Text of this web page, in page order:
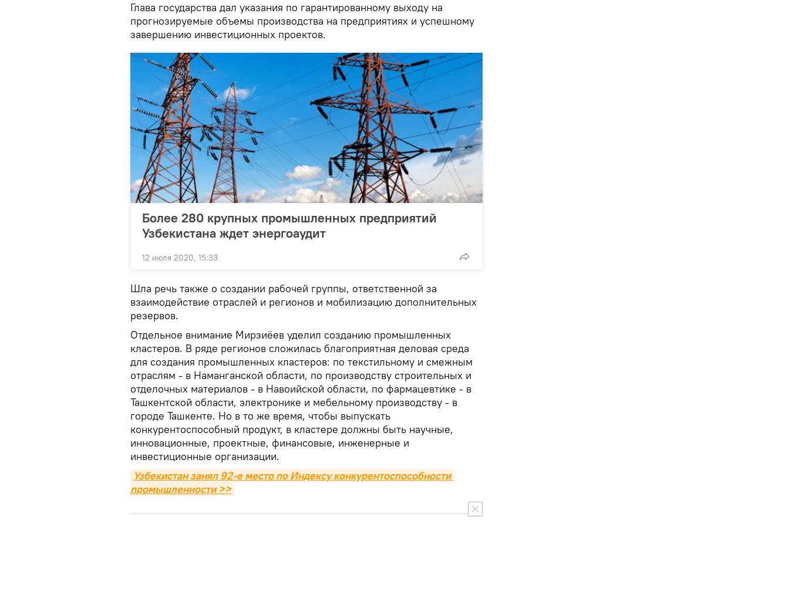
Глава государства дал указания по гарантированному выходу на
прогнозируемые объемы производства на предприятиях и успешному
завершению инвестиционных проектов.
Более 280 крупных промышленных предприятий
Узбекистана ждет энергоаудит
12 июля 2020, 15:33
Шла речь также о создании рабочей группы, ответственной за
взаимодействие отраслей и регионов и мобилизацию дополнительных
резервов.
Отдельное внимание Мирзиёев уделил созданию промышленных
кластеров. В ряде регионов сложилась благоприятная деловая среда
для создания промышленных кластеров: по текстильному и смежным
отраслям - в Наманганской области, по производству строительных и
отделочных материалов - в Навоийской области, по фармацевтике - в
Ташкентской области, электронике и мебельному производству - в
городе Ташкенте. Но в то же время, чтобы выпускать
конкурентоспособный продукт, в кластере должны быть научные,
инновационные, проектные, финансовые, инженерные и
инвестиционные организации.
Узбекистан занял 92-е место по Индексу конкурентоспособности
промышленности >>